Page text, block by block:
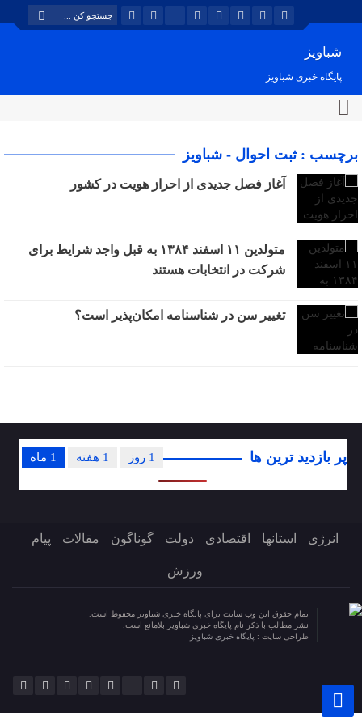
شباویز
پایگاه خبری شباویز
برچسب : ثبت احوال - شباویز
آغاز فصل جدیدی از احراز هویت در کشور
متولدین ۱۱ اسفند ۱۳۸۴ به قبل واجد شرایط برای
شرکت در انتخابات هستند
تغییر سن در شناسنامه امکان‌پذیر است؟
پر بازدید ترین ها 1 ماه 1 هفته 1 روز
انرژی استانها اقتصادی دولت گوناگون مقالات پیام
ورزش
تمام حقوق این وب سایت برای پایگاه خبری شباویز محفوظ است.
نشر مطالب با ذکر نام پایگاه خبری شباویز بلامانع است.
طراحی سایت : پایگاه خبری شباویز